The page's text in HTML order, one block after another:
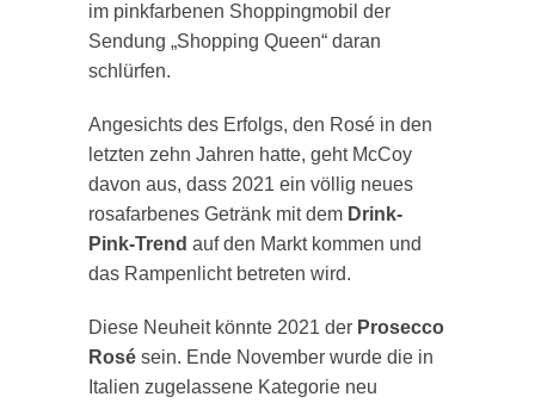
im pinkfarbenen Shoppingmobil der
Sendung „Shopping Queen“ daran
schlürfen.
Angesichts des Erfolgs, den Rosé in den
letzten zehn Jahren hatte, geht McCoy
davon aus, dass 2021 ein völlig neues
rosafarbenes Getränk mit dem Drink-
Pink-Trend auf den Markt kommen und
das Rampenlicht betreten wird.
Diese Neuheit könnte 2021 der Prosecco
Rosé sein. Ende November wurde die in
Italien zugelassene Kategorie neu